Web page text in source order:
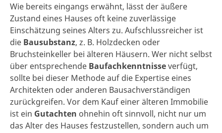
Wie bereits eingangs erwähnt, lässt der äußere
Zustand eines Hauses oft keine zuverlässige
Einschätzung seines Alters zu. Aufschlussreicher ist
die Bausubstanz, z. B. Holzdecken oder
Bruchsteinkeller bei älteren Häusern. Wer nicht selbst
über entsprechende Baufachkenntnisseverfügt,
sollte bei dieser Methode auf die Expertise eines
Architekten oder anderen Bausachverständigen
zurückgreifen. Vor dem Kauf einer älteren Immobilie
ist ein Gutachten ohnehin oft sinnvoll, nicht nur um
das Alter des Hauses festzustellen, sondern auch um